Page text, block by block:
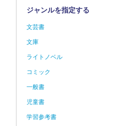
ジャンルを指定する
文芸書
文庫
ライトノベル
コミック
一般書
児童書
学習参考書